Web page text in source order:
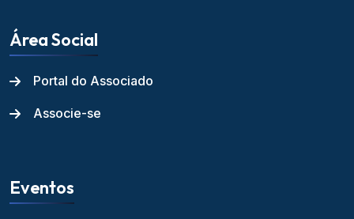
Área Social
Portal do Associado
Associe-se
Eventos